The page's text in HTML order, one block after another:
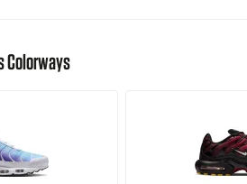
Colorways